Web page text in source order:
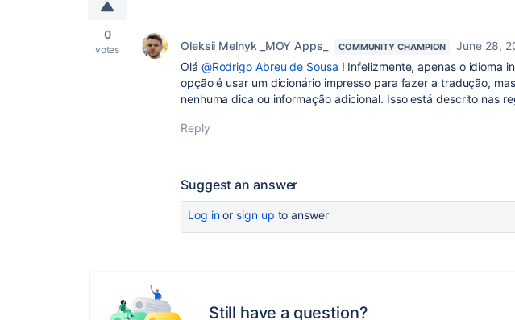
0
votes Oleksii Melnyk _MOY Apps_ COMMUNITY CHAMPION
June 28,
Olá @Rodrigo Abreu de Sousa ! Infelizmente, apenas o idioma
opção é usar um dicionário impresso para fazer a tradução,
nenhuma dica ou informação adicional. Isso está descrito nas
Reply
Suggest an answer
Log inor sign up to answer
Still have a question?